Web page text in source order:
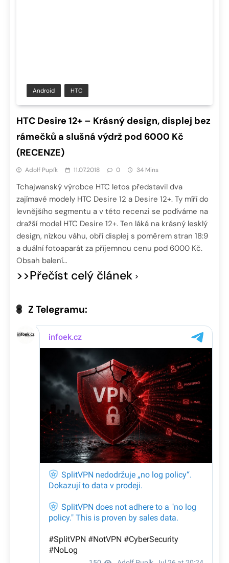
Android HTC
HTC Desire 12+ – Krásný design, displej bez
rámečků a slušná výdrž pod 6000 Kč
(RECENZE)
Adolf Pupík 11.07.2018 0 34 Mins
Tchajwanský výrobce HTC letos představil dva
zajímavé modely HTC Desire 12 a Desire 12+. Ty míří do
levnějšího segmentu a v této recenzi se podíváme na
dražší model HTC Desire 12+. Ten láká na krásný lesklý
design, nízkou váhu, obří displej s poměrem stran 18:9
a duální fotoaparát za příjemnou cenu pod 6000 Kč.
Obsah balení…
>>Přečíst celý článek
Z Telegramu: